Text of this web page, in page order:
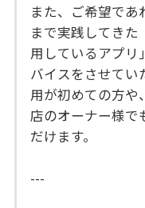
また、ご希望で
まで実践してき
用しているアプリ
バイスをさせてい
用が初めての方や
店のオーナー様で
だけます。
---